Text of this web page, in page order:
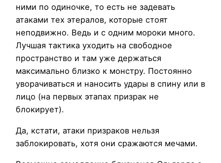
ними по одиночке, то есть не задевать
атаками тех этералов, которые стоят
неподвижно. Ведь и с одним мороки много.
Лучшая тактика уходить на свободное
пространство и там уже держаться
максимально близко к монстру. Постоянно
уворачиваться и наносить удары в спину или в
лицо (на первых этапах призрак не
блокирует).
Да, кстати, атаки призраков нельзя
заблокировать, хотя они сражаются мечами.